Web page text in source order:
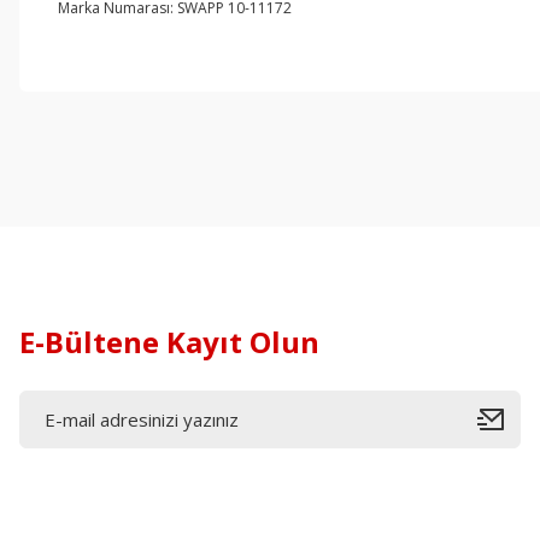
Marka Numarası: SWAPP 10-11172
E-Bültene Kayıt Olun